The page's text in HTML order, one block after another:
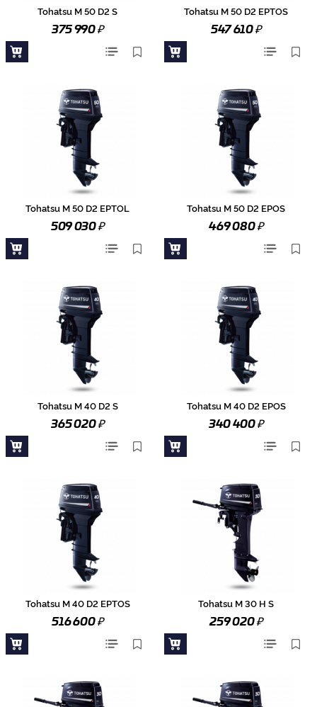
Tohatsu M 50 D2 S
375 990₽
Tohatsu M 50 D2 EPTOS
547 610₽
Tohatsu M 50 D2 EPTOL
509 030₽
Tohatsu M 50 D2 EPOS
469 080₽
Tohatsu M 40 D2 S
365 020₽
Tohatsu M 40 D2 EPOS
340 400₽
Tohatsu M 40 D2 EPTOS
516 600₽
Tohatsu M 30 H S
259 020₽